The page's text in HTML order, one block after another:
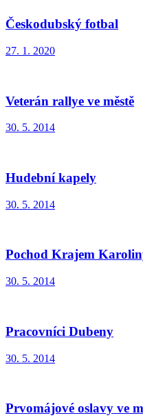
Českodubský fotbal
27. 1. 2020
Veterán rallye ve městě
30. 5. 2014
Hudební kapely
30. 5. 2014
Pochod Krajem
30. 5. 2014
Pracovníci Dubeny
30. 5. 2014
Prvomájové oslavy ve